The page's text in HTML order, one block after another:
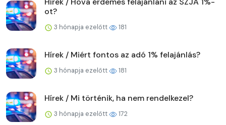
ot?
3 hónapja ezelőtt 181
Hírek / Miért fontos az adó 1% felajánlás?
3 hónapja ezelőtt 181
Hírek / Mi történik, ha nem rendelkezel?
3 hónapja ezelőtt 172